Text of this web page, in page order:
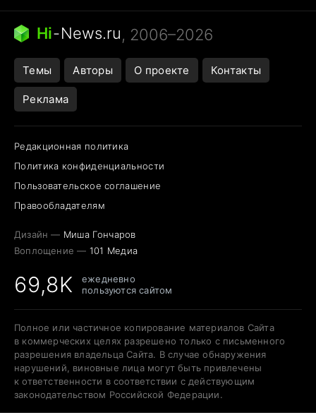
Кошка писает на кровать
Тунцы в океанариуме
Ядовитые пауки России
Города в ядерной войне
Hi-News.ru, 2006–2026
Темы Авторы О проекте Контакты
Реклама
Редакционная политика
Политика конфиденциальности
Пользовательское соглашение
Правообладателям
Дизайн — Миша Гончаров
Воплощение — 101 Медиа
69,8K
ежедневно
пользуются сайтом
Полное или частичное копирование материалов Сайта
в коммерческих целях разрешено только с письменного
разрешения владельца Сайта. В случае обнаружения
нарушений, виновные лица могут быть привлечены
к ответственности в соответствии с действующим
законодательством Российской Федерации.